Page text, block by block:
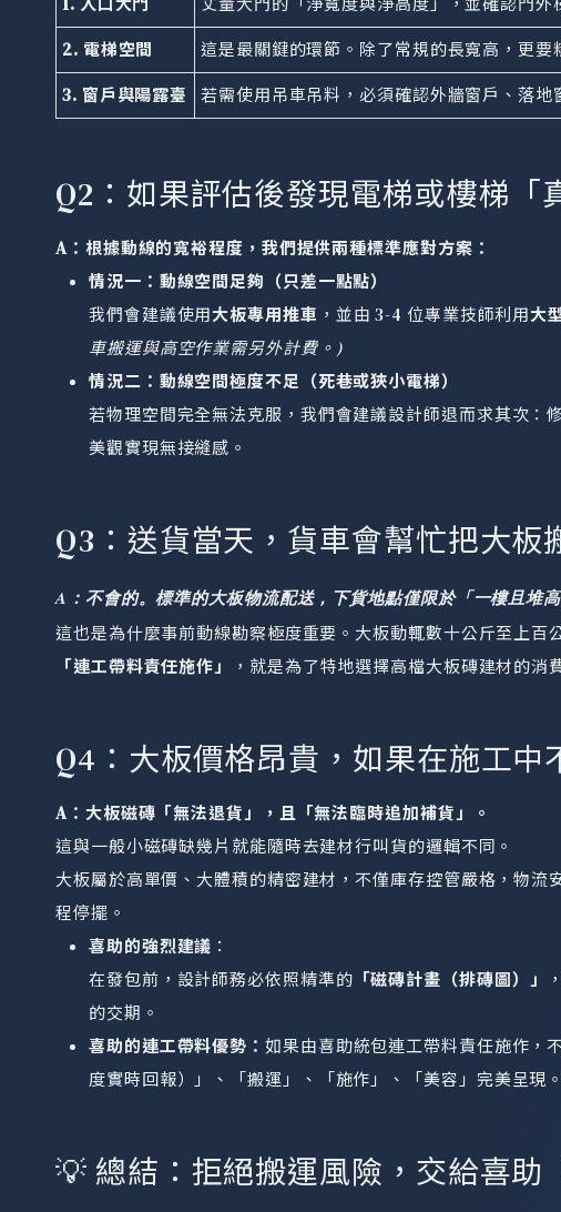
2. 電梯空間
這是最關鍵的環節。除了常規的長寬高，更要
3. 窗戶與陽露臺
若需使用吊車吊料，必須確認外牆窗戶、落
Q2：如果評估後發現電梯或樓梯「
A：根據動線的寬裕程度，我們提供兩種標準應對方案：
情況一：動線空間足夠（只差一點點）
我們會建議使用大板專用推車 ，並由 3-4 位專業技師利用大
車搬運與高空作業需另外計費。)
情況二：動線空間極度不足（死巷或狹小電梯）
若物理空間完全無法克服，我們會建議設計師退而求其次：
美觀實現無接縫感。
Q3：送貨當天，貨車會幫忙把大板
A：不會的。標準的大板物流配送，下貨地點僅限於「一樓且堆
這也是為什麼事前動線勘察極度重要。大板動輒數十公斤至上
「連工帶料責任施作」
，就是為了特地選擇高檔大板磚建材的
Q4：大板價格昂貴，如果在施工
A：大板磁磚「無法退貨」，且「無法臨時追加補貨」。
這與一般小磁磚缺幾片就能隨時去建材行叫貨的邏輯不同。
大板屬於高單價、大體積的精密建材，不僅庫存控管嚴格，物
程停擺。
喜助的強烈建議 ：
在發包前，設計師務必依照精準的 「磁磚計畫（排磚圖）」
的交期。
喜助的連工帶料優勢： 如果由喜助統包連工帶料責任施作，
度實時回報）」、「搬運」、「施作」、「美容」完美呈現
💡 總結：拒絕搬運風險，交給喜助